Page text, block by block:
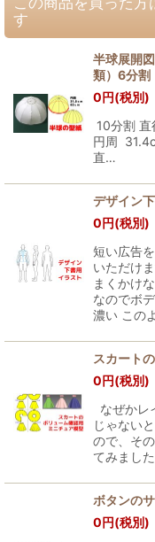
す
半球展開
類）6分割
0円(税別)
10分割
円周
直…
デザイン
0円(税別)
短い広告
いただけ
まくかけ
なのでボ
濃い この
スカート
0円(税別)
なぜかレ
じゃない
ので、そ
てみまし
ボタンの
0円(税別)